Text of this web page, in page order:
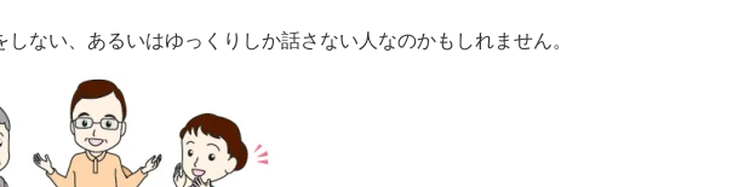
しない、あるいはゆっくりしか話さない人なのかもしれません。